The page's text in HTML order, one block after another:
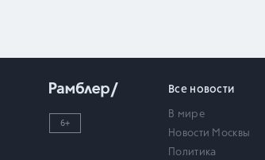
6+
Все новости
В мире
Новости Москвы
Политика